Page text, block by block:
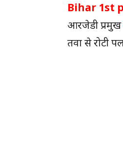
Bihar 1st
आरजेडी प्रमुख
तवा से रोटी